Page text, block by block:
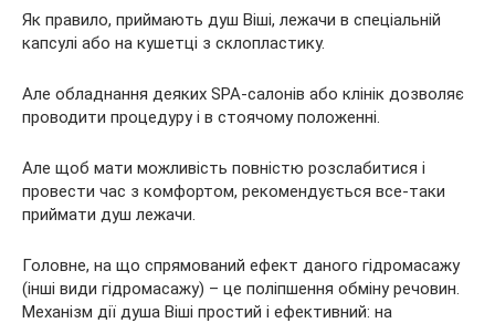
Як правило, приймають душ Віші, лежачи в спеціальній
капсулі або на кушетці з склопластику.
Але обладнання деяких SPA-салонів або клінік дозволяє
проводити процедуру і в стоячому положенні.
Але щоб мати можливість повністю розслабитися і
провести час з комфортом, рекомендується все-таки
приймати душ лежачи.
Головне, на що спрямований ефект даного гідромасажу
(інші види гідромасажу) – це поліпшення обміну речовин.
Механізм дії душа Віші простий і ефективний: на